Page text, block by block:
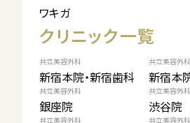
ワキガ
クリニック一覧
共立美容外科
新宿本院・新宿歯科
共立美容外科
新宿本
共立美容外科
銀座院
共立美容外科
渋谷院
共立美容外科 共立美容外科